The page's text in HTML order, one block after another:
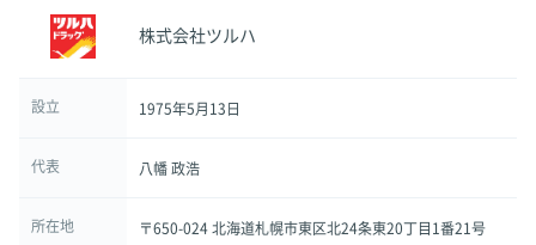
株式会社ツルハ
設立 1975年5月13日
代表 八幡 政浩
所在地 〒650-024 北海道札幌市東区北24条東20丁目1番21号